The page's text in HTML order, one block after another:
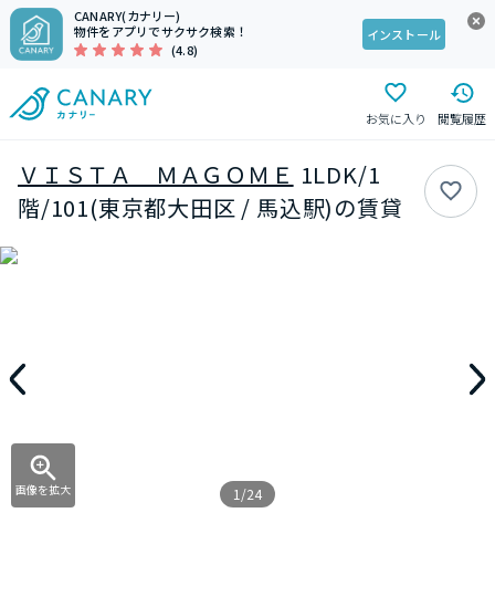
CANARY(カナリー)
物件をアプリでサクサク検索！
(4.8)
インストール
お気に入り 閲覧履歴
ＶＩＳＴＡ ＭＡＧＯＭＥ 1LDK/1
階/101(東京都大田区 / 馬込駅)の賃貸
画像を拡大 1/24